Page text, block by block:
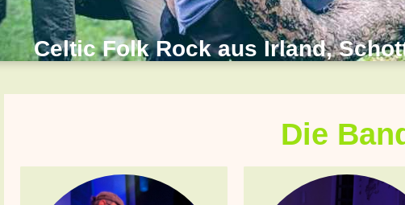
Celtic Folk Rock aus Irland,
Die